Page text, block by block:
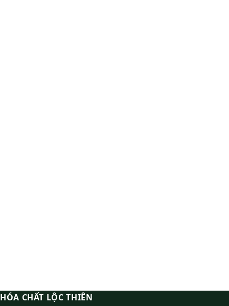
HÓA CHẤT LỘC THIÊN